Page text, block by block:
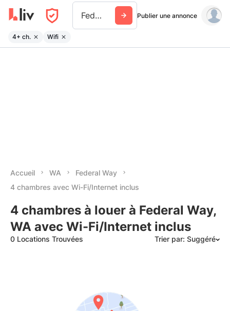
Federal Way Publier une annonce
4+ ch. Wifi
Accueil WA
Federal Way
4 chambres avec Wi-Fi/Internet inclus
4 chambres à louer à Federal Way,
WA avec Wi-Fi/Internet inclus
0 Locations Trouvées Trier par: Suggéré
Date: les plus anciens d’abord